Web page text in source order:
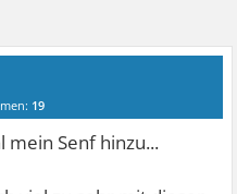
19
mein Senf hinzu...